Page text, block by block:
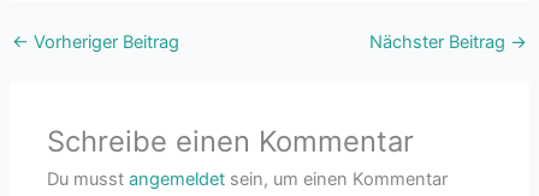
← Vorheriger Beitrag Nächster Beitrag →
Schreibe einen Kommentar
Du musstangemeldet sein, um einen Kommentar